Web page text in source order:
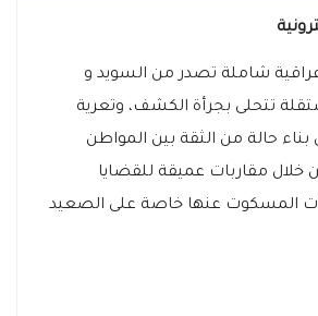
شاملة تصدر من السويد و
تتحلى بجرأة الكشف، وتعرية
حالة من الثقة بين المواطن
خلال مقاربات عميقة للقضايا
المسكوت عنها خاصة على الصعيد